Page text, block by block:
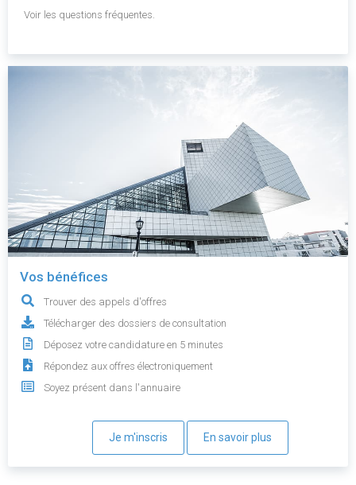
Voir les questions fréquentes.
Vos bénéfices
Trouver des appels d'offres
Télécharger des dossiers de consultation
Déposez votre candidature en 5 minutes
Répondez aux offres électroniquement
Soyez présent dans l'annuaire
Je m'inscris En savoir plus